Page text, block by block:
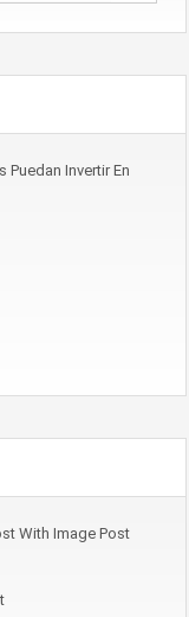
Puedan Invertir En
With Image Post